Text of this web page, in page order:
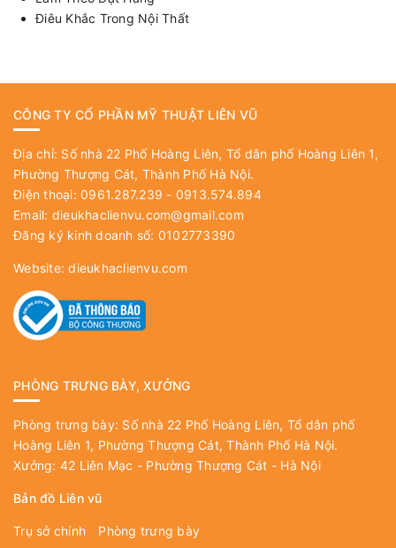
Điêu Khắc Trong Nội Thất
CÔNG TY CỔ PHẦN MỸ THUẬT LIÊN VŨ
Địa chỉ: Số nhà 22 Phố Hoàng Liên, Tổ dân phố Hoàng Liên 1,
Phường Thượng Cát, Thành Phố Hà Nội.
Điện thoại: 0961.287.239 - 0913.574.894
Email: dieukhaclienvu.com@gmail.com
Đăng ký kinh doanh số: 0102773390
Website:dieukhaclienvu.com
PHÒNG TRƯNG BÀY, XƯỞNG
Phòng trưng bày: Số nhà 22 Phố Hoàng Liên, Tổ dân phố
Hoàng Liên 1, Phường Thượng Cát, Thành Phố Hà Nội.
Xưởng: 42 Liên Mạc - Phường Thượng Cát - Hà Nội
Bản đồ Liên vũ
Trụ sở chính Phòng trưng bày